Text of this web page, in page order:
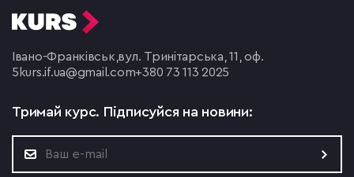
Івано-Франківськ, вул. Тринітарська, 11, оф.
5 kurs.if.ua@gmail.com+380 73 113 2025
Тримай курс. Підписуйся на новини: